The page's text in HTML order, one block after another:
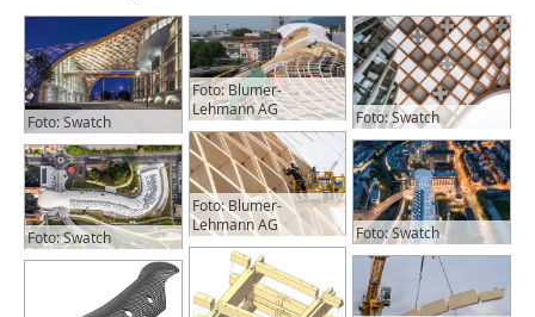
Foto: Swatch
Foto: Swatch
Foto: Blumer-
Lehmann AG
Foto: Blumer-
Lehmann AG
Foto: Swatch
Foto: Swatch